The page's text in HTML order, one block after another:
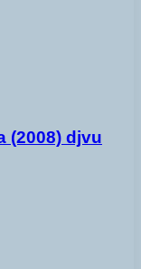
(2008) djvu